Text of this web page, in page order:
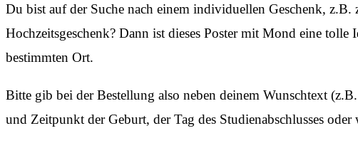
Du bist auf der Suche nach einem individuellen Geschenk,
Hochzeitsgeschenk? Dann ist dieses Poster mit Mond eine
bestimmten Ort.
Bitte gib bei der Bestellung also neben deinem Wunschtext
und Zeitpunkt der Geburt, der Tag des Studienabschlusses